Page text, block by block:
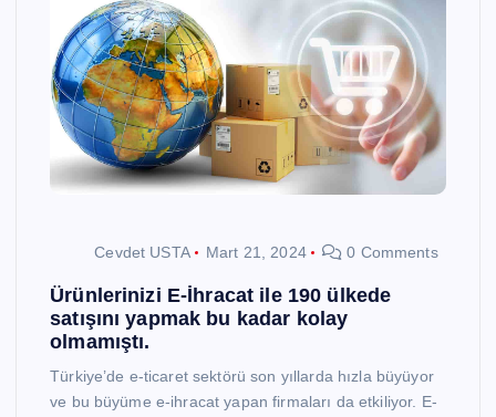
Cevdet USTA Mart 21, 2024 0 Comments
Ürünlerinizi E-İhracat ile 190 ülkede
satışını yapmak bu kadar kolay
olmamıştı.
Türkiye’de e-ticaret sektörü son yıllarda hızla büyüyor
ve bu büyüme e-ihracat yapan firmaları da etkiliyor. E-